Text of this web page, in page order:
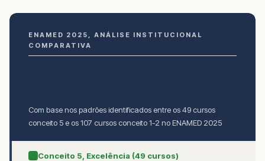
ENAMED 2025, ANÁLISE INSTITUCIONAL
COMPARATIVA
Com base nos padrões identificados entre os 49 cursos
conceito 5 e os 107 cursos conceito 1-2 no ENAMED 2025
Conceito 5, Excelência (49 cursos)